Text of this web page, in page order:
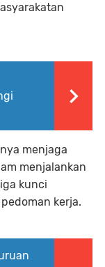
menjaga
menjalankan
kunci
kerja.